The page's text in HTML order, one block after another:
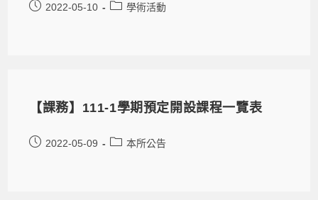
2022-05-10 學術活動
【課務】111-1學期預定開設課程一覽表
2022-05-09 本所公告